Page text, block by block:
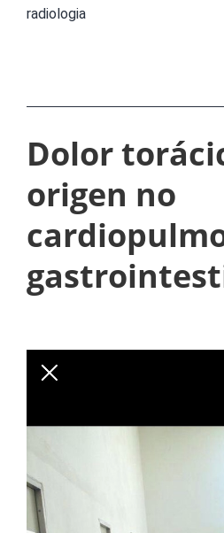
S
U
G
R
E
D
radiologia
Dolor
origen no